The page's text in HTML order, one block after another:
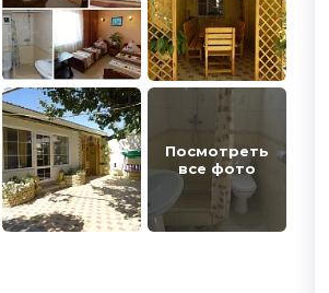
Посмотреть
все фото